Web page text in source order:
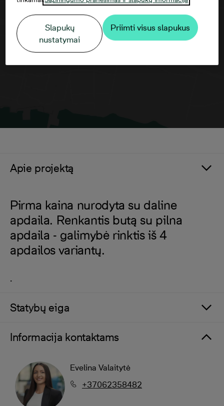
Norėdami matyti šį žemėlapį, jūs turite
sutikti su trečiųjų šalių paslaugomis
Apie projektą
Pirma kaina nurodyta su daline
apdaila. Renkantis butą su pilna
apdaila - galimybė rinktis iš 4
apdailos variantų.
.
Statybų eiga
Informacija kontaktams
Evelina Valaitytė
+37062358482
Slapukų
nustatymai
Priimti visus slapukus